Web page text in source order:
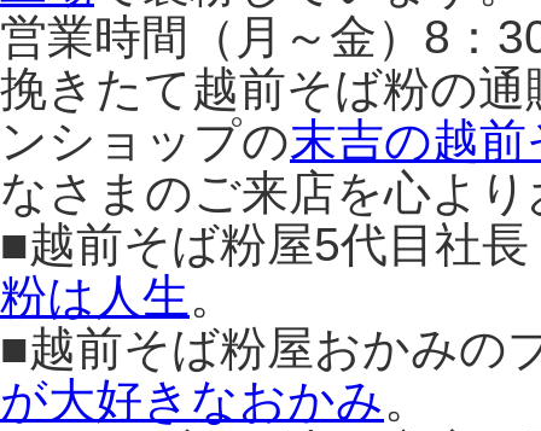
営業時間（月～金）8：
挽きたて越前そば粉の
ンショップの末吉の越
なさまのご来店を心よ
■越前そば粉屋5代目社
粉は人生。
■越前そば粉屋おかみの
が大好きなおかみ。